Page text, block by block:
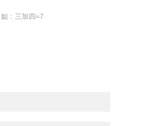
：三加四=7